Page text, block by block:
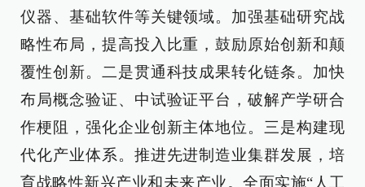
仪器、基础软件等关键领域。加强基础研究战
略性布局，提高投入比重，鼓励原始创新和颠
覆性创新。二是贯通科技成果转化链条。加快
布局概念验证、中试验证平台，破解产学研合
作梗阻，强化企业创新主体地位。三是构建现
代化产业体系。推进先进制造业集群发展，培
育战略性新兴产业和未来产业。全面实施“人工